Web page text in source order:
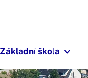
Základní škola